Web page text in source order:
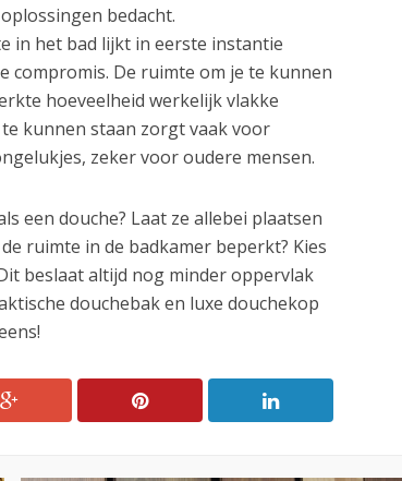
bedacht.
in het bad lijkt in eerste instantie
compromis. De ruimte om je te kunnen
hoeveelheid werkelijk vlakke
kunnen staan zorgt vaak voor
zeker voor oudere mensen.
een douche? Laat ze allebei plaatsen
ruimte in de badkamer beperkt? Kies
beslaat altijd nog minder oppervlak
douchebak en luxe douchekop